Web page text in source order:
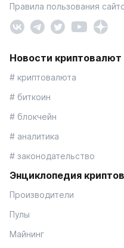
Правила пользования
Новости криптовалют
# криптовалюта
# биткоин
# блокчейн
# аналитика
# законодательство
Энциклопедия
Производители
Пулы
Майнинг